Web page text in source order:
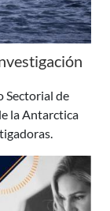
Sectorial de
la Antarctica